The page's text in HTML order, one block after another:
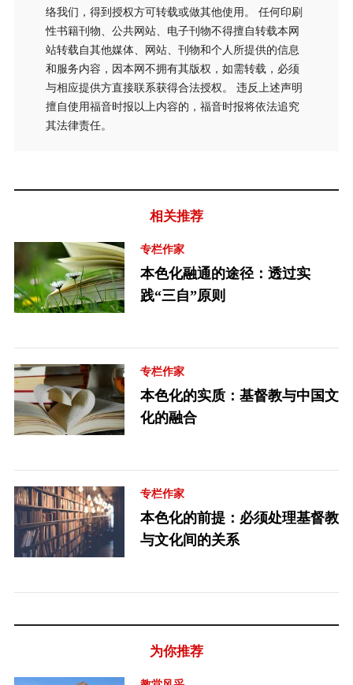
络我们，得到授权方可转载或做其他使用。 任何印刷
性书籍刊物、公共网站、电子刊物不得擅自转载本网
站转载自其他媒体、网站、刊物和个人所提供的信息
和服务内容，因本网不拥有其版权，如需转载，必须
与相应提供方直接联系获得合法授权。 违反上述声明
擅自使用福音时报以上内容的，福音时报将依法追究
其法律责任。
相关推荐
专栏作家
本色化融通的途径：透过实
践“三自”原则
专栏作家
本色化的实质：基督教与中国文
化的融合
专栏作家
本色化的前提：必须处理基督教
与文化间的关系
为你推荐